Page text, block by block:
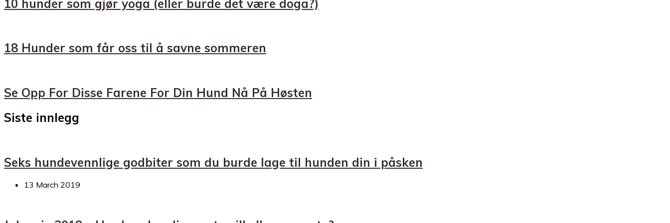
10 hunder som gjør yoga (eller burde det være doga?)
18 Hunder som får oss til å savne sommeren
Se Opp For Disse Farene For Din Hund Nå På Høsten
Siste innlegg
Seks hundevennlige godbiter som du burde lage til hunden din i påsken
13 March 2019